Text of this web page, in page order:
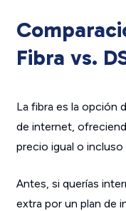
Fibra vs.
La fibra es la opción
de internet,
precio igual o incluso
Antes, si querías
extra por un plan de